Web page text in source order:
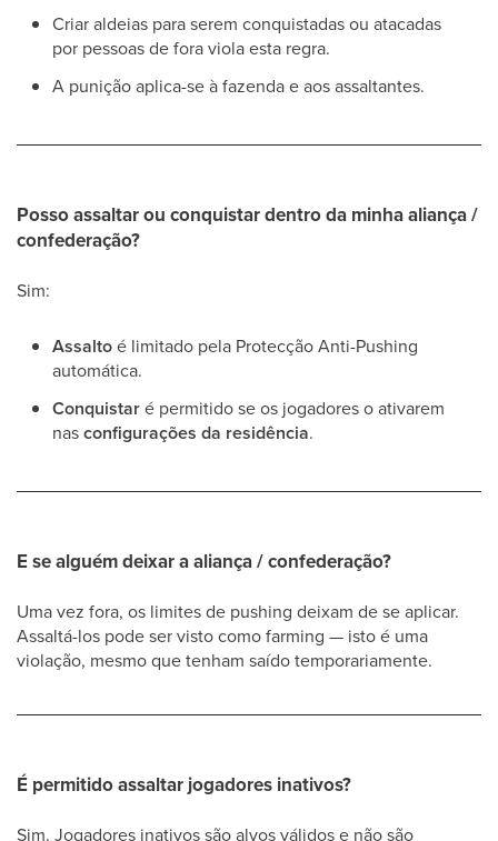
Criar aldeias para serem conquistadas ou atacadas
por pessoas de fora viola esta regra.
A punição aplica-se à fazenda e aos assaltantes.
Posso assaltar ou conquistar dentro da minha aliança /
confederação?
Sim:
Assaltoé limitado pela Protecção Anti-Pushing
automática.
Conquistaré permitido se os jogadores o ativarem
nasconfigurações da residência.
E se alguém deixar a aliança / confederação?
Uma vez fora, os limites de pushing deixam de se aplicar.
Assaltá-los pode ser visto como farming — isto é uma
violação, mesmo que tenham saído temporariamente.
É permitido assaltar jogadores inativos?
Sim. Jogadores inativos são alvos válidos e não são